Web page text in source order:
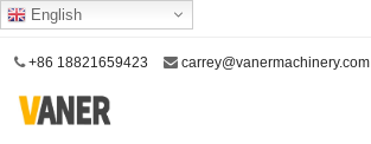
English
+86 18821659423 carrey@vanermachinery.com